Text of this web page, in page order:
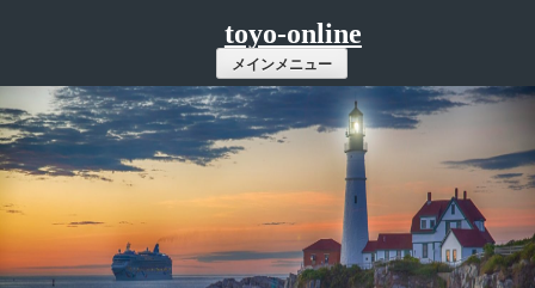
ツ
へ
ス
キ
ッ
プ
toyo-online
メインメニュー